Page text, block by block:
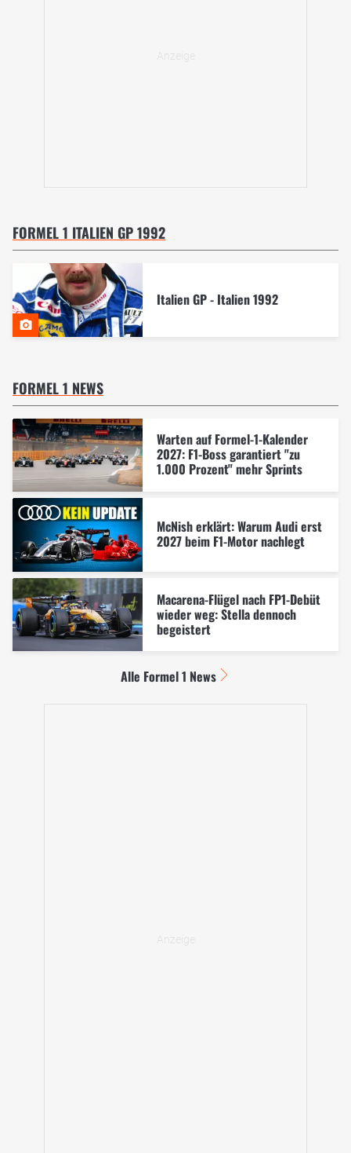
FORMEL 1 ITALIEN GP 1992
Italien GP - Italien 1992
FORMEL 1 NEWS
Warten auf Formel-1-Kalender
2027: F1-Boss garantiert "zu
1.000 Prozent" mehr Sprints
McNish erklärt: Warum Audi erst
2027 beim F1-Motor nachlegt
Macarena-Flügel nach FP1-Debüt
wieder weg: Stella dennoch
begeistert
Alle Formel 1 News